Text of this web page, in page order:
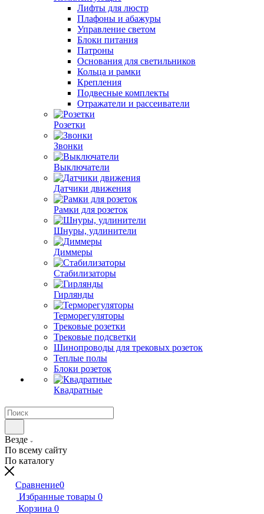
Лифты для люстр
Плафоны и абажуры
Управление светом
Блоки питания
Патроны
Основания для светильников
Кольца и рамки
Крепления
Подвесные комплекты
Отражатели и рассеиватели
Розетки
Звонки
Выключатели
Датчики движения
Рамки для розеток
Шнуры, удлинители
Диммеры
Стабилизаторы
Гирлянды
Терморегуляторы
Трековые розетки
Трековые подсветки
Шинопроводы для трековых розеток
Теплые полы
Блоки розеток
Квадратные
Везде
По всему сайту
По каталогу
Сравнение0
Избранные товары 0
Корзина 0